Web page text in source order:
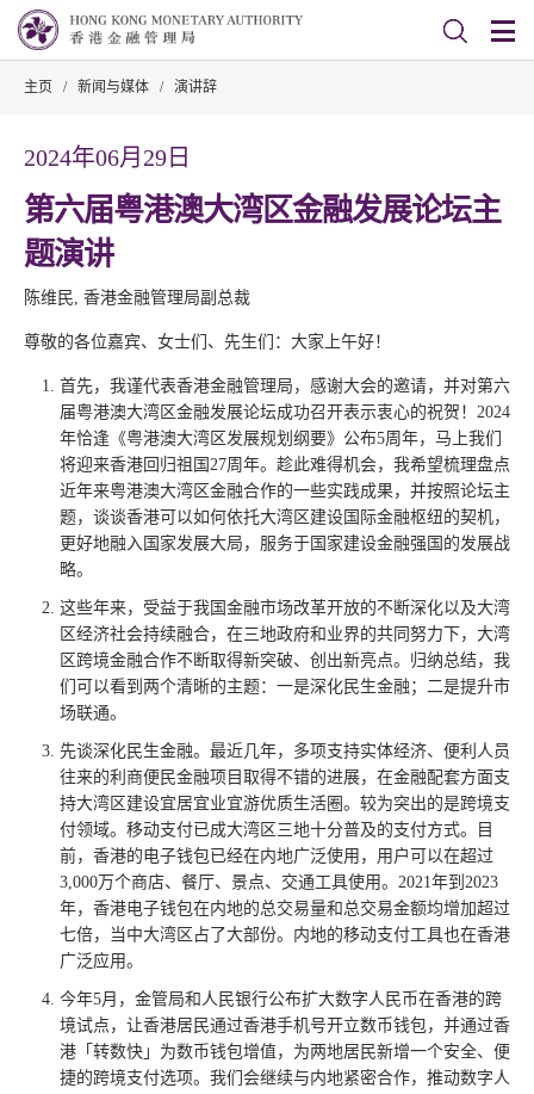
主页 / 新闻与媒体 / 演讲辞
2024年06月29日
第六届粤港澳大湾区金融发展论坛主
题演讲
陈维民, 香港金融管理局副总裁
尊敬的各位嘉宾、女士们、先生们：大家上午好！
首先，我谨代表香港金融管理局，感谢大会的邀请，并对第六
届粤港澳大湾区金融发展论坛成功召开表示衷心的祝贺！2024
年恰逢《粤港澳大湾区发展规划纲要》公布5周年，马上我们
将迎来香港回归祖国27周年。趁此难得机会，我希望梳理盘点
近年来粤港澳大湾区金融合作的一些实践成果，并按照论坛主
题，谈谈香港可以如何依托大湾区建设国际金融枢纽的契机，
更好地融入国家发展大局，服务于国家建设金融强国的发展战
略。
这些年来，受益于我国金融市场改革开放的不断深化以及大湾
区经济社会持续融合，在三地政府和业界的共同努力下，大湾
区跨境金融合作不断取得新突破、创出新亮点。归纳总结，我
们可以看到两个清晰的主题：一是深化民生金融；二是提升市
场联通。
先谈深化民生金融。最近几年，多项支持实体经济、便利人员
往来的利商便民金融项目取得不错的进展，在金融配套方面支
持大湾区建设宜居宜业宜游优质生活圈。较为突出的是跨境支
付领域。移动支付已成大湾区三地十分普及的支付方式。目
前，香港的电子钱包已经在内地广泛使用，用户可以在超过
3,000万个商店、餐厅、景点、交通工具使用。2021年到2023
年，香港电子钱包在内地的总交易量和总交易金额均增加超过
七倍，当中大湾区占了大部份。内地的移动支付工具也在香港
广泛应用。
今年5月，金管局和人民银行公布扩大数字人民币在香港的跨
境试点，让香港居民通过香港手机号开立数币钱包，并通过香
港「转数快」为数币钱包增值，为两地居民新增一个安全、便
捷的跨境支付选项。我们会继续与内地紧密合作，推动数字人